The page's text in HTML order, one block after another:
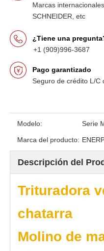
Marcas
SCHNEIDER, etc
¿Tiene una
+1 (909)996-3687
Pago garantizado
Seguro de crédito L/C
Modelo: Serie
Marca del producto:
Descripción del
Trituradora
chatarra
Molino de